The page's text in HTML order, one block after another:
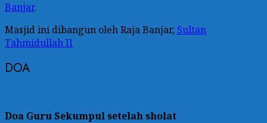
Banjar.
Masjid ini dibangun oleh Raja Banjar, Sultan
Tahmidullah II
DOA
Doa Guru Sekumpul setelah sholat